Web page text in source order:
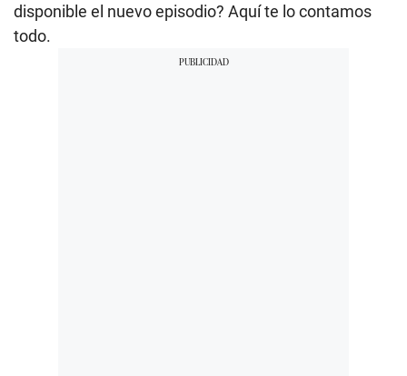
disponible el nuevo episodio? Aquí te lo contamos
todo.